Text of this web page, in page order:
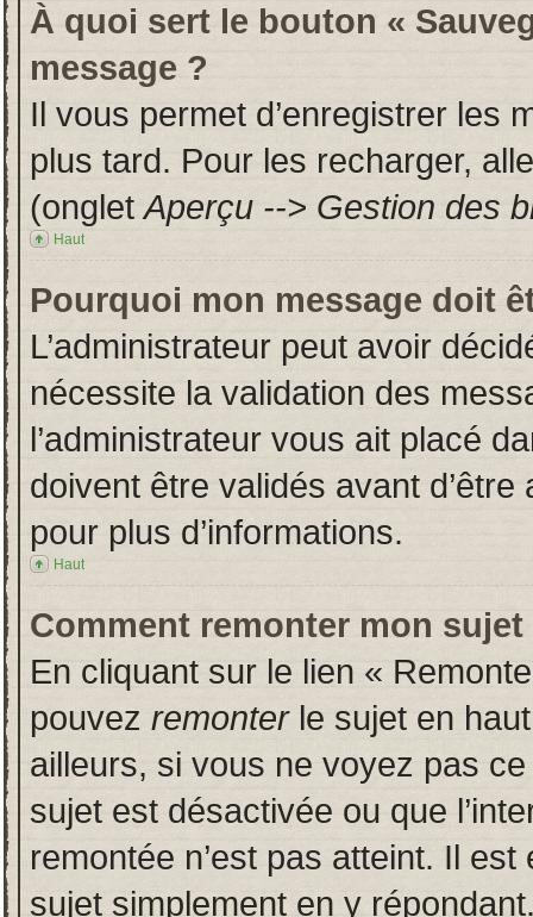
À quoi sert le bouton «
message ?
Il vous permet d’enregistrer les
plus tard. Pour les recharger,
(ongletAperçu --> Gestion des
Haut
Pourquoi mon message doit
L’administrateur peut avoir
nécessite la validation des
l’administrateur vous ait placé
doivent être validés avant
pour plus d’informations.
Haut
Comment remonter mon sujet
En cliquant sur le lien «
pouvez remonterle sujet en
ailleurs, si vous ne voyez pas
sujet est désactivée ou que
remontée n’est pas atteint. Il
sujet simplement en y